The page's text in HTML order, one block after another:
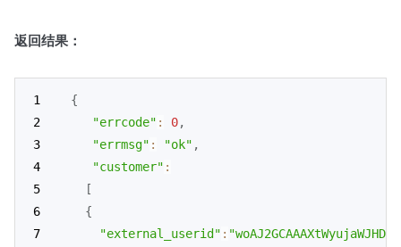
返回结果：
{
"errcode" : 0,
"errmsg" : "ok" ,
"customer" :
[
{
"external_userid" :